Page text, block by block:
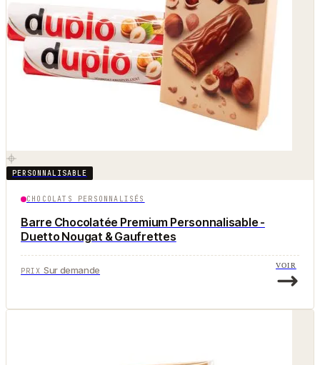
PERSONNALISABLE
CHOCOLATS PERSONNALISÉS
Barre Chocolatée Premium Personnalisable -
Duetto Nougat & Gaufrettes
PRIX Sur demande VOIR